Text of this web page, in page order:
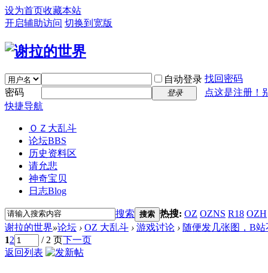
设为首页收藏本站
开启辅助访问 切换到宽版
自动登录 找回密码
密码
登录
点这是注册！
快捷导航
ＯＺ大乱斗
论坛BBS
历史资料区
请允悲
神奇宝贝
日志Blog
搜索 搜索 热搜: OZ OZNS R18 OZH
谢拉的世界»论坛 › OZ 大乱斗 › 游戏讨论 › 随便发几张图，B
12 / 2 页下一页
返回列表